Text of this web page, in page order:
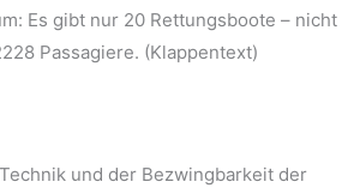
Es gibt nur 20 Rettungsboote – nicht
Passagiere. (Klappentext)
und der Bezwingbarkeit der